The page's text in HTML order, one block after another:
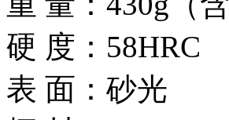
硬 度：58HRC
表 面：砂光